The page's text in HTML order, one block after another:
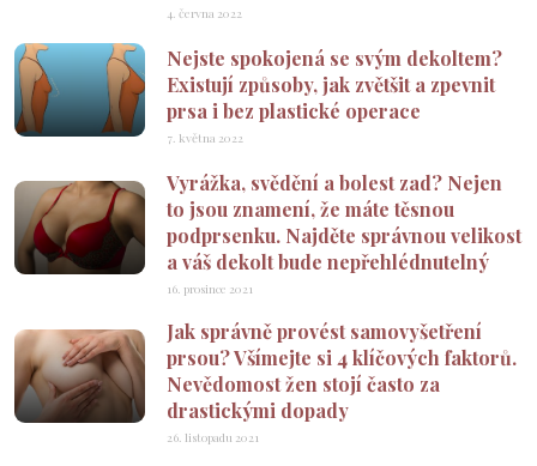
4. června 2022
Nejste spokojená se svým dekoltem?
Existují způsoby, jak zvětšit a zpevnit
prsa i bez plastické operace
7. května 2022
Vyrážka, svědění a bolest zad? Nejen
to jsou znamení, že máte těsnou
podprsenku. Najděte správnou velikost
a váš dekolt bude nepřehlédnutelný
16. prosince 2021
Jak správně provést samovyšetření
prsou? Všímejte si 4 klíčových faktorů.
Nevědomost žen stojí často za
drastickými dopady
26. listopadu 2021